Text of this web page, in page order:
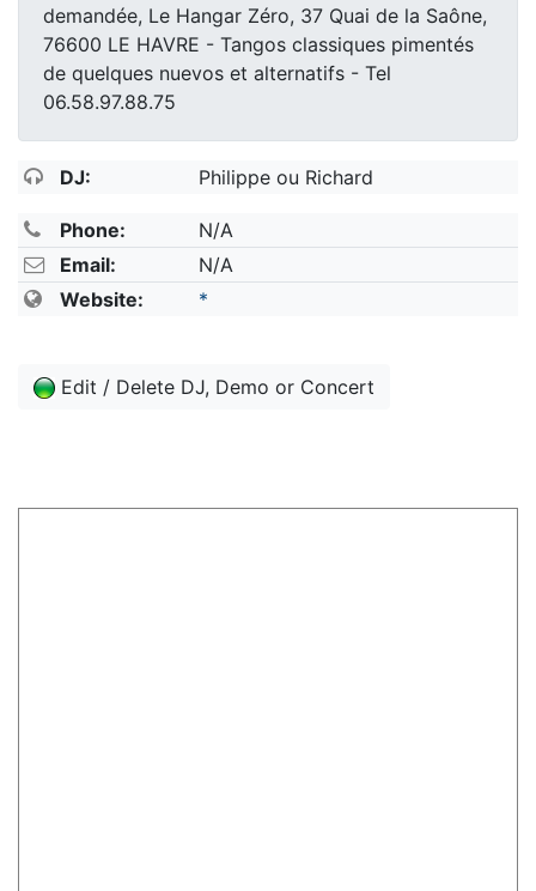
demandée, Le Hangar Zéro, 37 Quai de la Saône,
76600 LE HAVRE - Tangos classiques pimentés
de quelques nuevos et alternatifs - Tel
06.58.97.88.75
DJ: Philippe ou Richard
Phone:
N/A
Email:
N/A
Website:
*
Edit / Delete DJ, Demo or Concert